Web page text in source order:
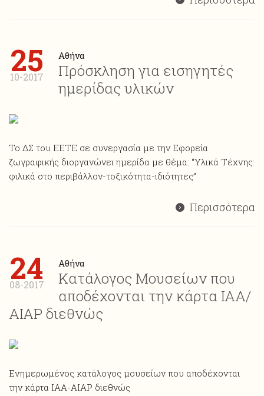
25
10-2017
Αθήνα
Πρόσκληση για εισηγητές
ημερίδας υλικών
Το ΔΣ του ΕΕΤΕ σε συνεργασία με την Εφορεία
ζωγραφικής διοργανώνει ημερίδα με θέμα: “Υλικά Τέχνης:
φιλικά στο περιβάλλον-τοξικότητα-ιδιότητες”
Περισσότερα
24
08-2017
Αθήνα
Κατάλογος Μουσείων που
αποδέχονται την κάρτα ΙΑΑ/
ΑΙΑP διεθνώς
Ενημερωμένος κατάλογος μουσείων που αποδέχονται
την κάρτα ΙΑΑ-AIAP διεθνώς